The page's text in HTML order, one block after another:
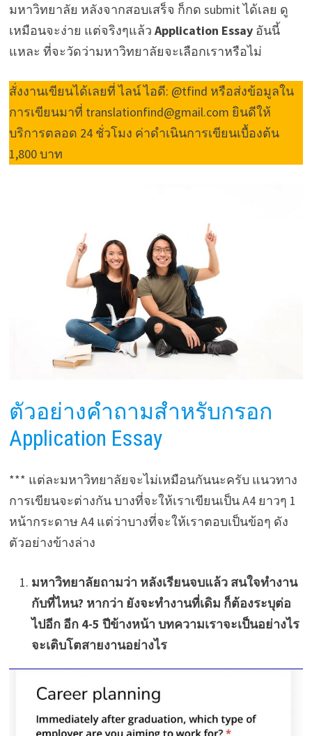
มหาวิทยาลัย หลังจากสอบเสร็จ ก็กด submit ได้เลย ดู
เหมือนจะง่าย แต่จริงๆแล้ว Application Essayอันนี้
แหละ ที่จะวัดว่ามหาวิทยาลัยจะเลือกเราหรือไม่
สั่งงานเขียนได้เลยที่ ไลน์ ไอดี: @tfind หรือส่งข้อมูลใน
การเขียนมาที่ translationfind@gmail.com ยินดีให้
บริการตลอด 24 ชั่วโมง ค่าดำเนินการเขียนเบื้องต้น
1,800 บาท
ตัวอย่างคำถามสำหรับกรอก
Application Essay
*** แต่ละมหาวิทยาลัยจะไม่เหมือนกันนะครับ แนวทาง
การเขียนจะต่างกัน บางที่จะให้เราเขียนเป็น A4 ยาวๆ 1
หน้ากระดาษ A4 แต่ว่าบางที่จะให้เราตอบเป็นข้อๆ ดัง
ตัวอย่างข้างล่าง
มหาวิทยาลัยถามว่า หลังเรียนจบแล้ว สนใจทำงาน
กับที่ไหน? หากว่า ยังจะทำงานที่เดิม ก็ต้องระบุต่อ
ไปอีก อีก 4-5 ปีข้างหน้า บทความเราจะเป็นอย่างไร
จะเติบโตสายงานอย่างไร